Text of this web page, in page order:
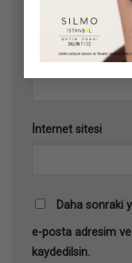
E-posta*
İnternet sitesi
Daha sonraki
e-posta adresim
kaydedilsin.